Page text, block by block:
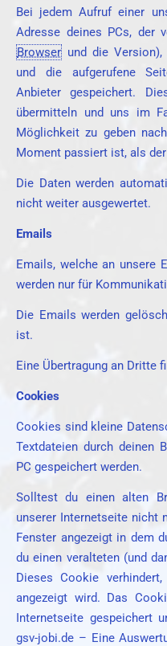
Bei jedem Aufruf einer
Adresse deines PCs, der
Browser und die
und die aufgerufene
Anbieter gespeichert.
übermitteln und uns im
Möglichkeit zu geben
Moment passiert ist, als
Die Daten werden
nicht weiter ausgewertet.
Emails
Emails, welche an unsere
werden nur für
Die Emails werden
ist.
Eine Übertragung an Dritte
Cookies
Cookies sind kleine
Textdateien durch deinen
PC gespeichert werden.
Solltest du einen alten
unserer Internetseite nicht
Fenster angezeigt in dem
du einen veralteten (und
Dieses Cookie
angezeigt wird. Das
Internetseite gespeichert
gsv-jobi.de – Eine